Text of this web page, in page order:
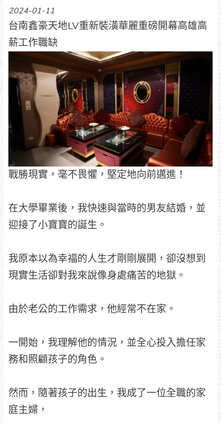
2024-01-11
台南鑫豪天地LV重新裝潢華麗重磅開幕高雄高
薪工作職缺
戰勝現實，毫不畏懼，堅定地向前邁進！
在大學畢業後，我快速與當時的男友結婚，並
迎接了小寶寶的誕生。
我原本以為幸福的人生才剛剛展開，卻沒想到
現實生活卻對我來說像身處痛苦的地獄。
由於老公的工作需求，他經常不在家。
一開始，我理解他的情況，並全心投入擔任家
務和照顧孩子的角色。
然而，隨著孩子的出生，我成了一位全職的家
庭主婦，